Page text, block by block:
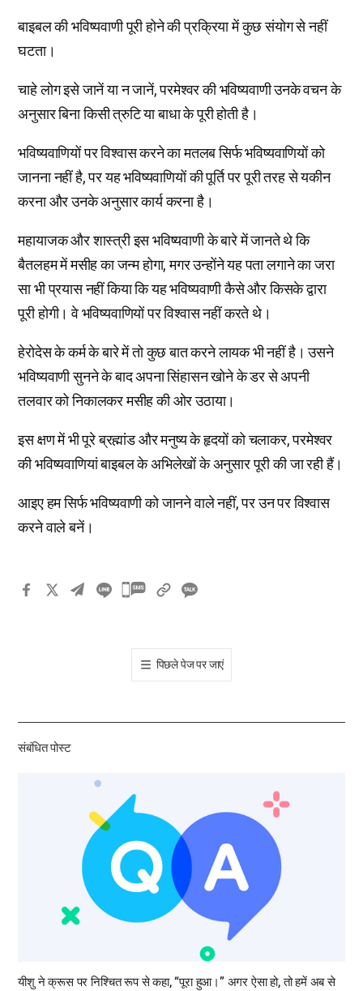
बाइबल की भविष्यवाणी पूरी होने की प्रक्रिया में कुछ संयोग से नहीं
घटता।
चाहे लोग इसे जानें या न जानें, परमेश्वर की भविष्यवाणी उनके वचन के
अनुसार बिना किसी त्रुटि या बाधा के पूरी होती है।
भविष्यवाणियों पर विश्वास करने का मतलब सिर्फ भविष्यवाणियों को
जानना नहीं है, पर यह भविष्यवाणियों की पूर्ति पर पूरी तरह से यकीन
करना और उनके अनुसार कार्य करना है।
महायाजक और शास्त्री इस भविष्यवाणी के बारे में जानते थे कि
बैतलहम में मसीह का जन्म होगा, मगर उन्होंने यह पता लगाने का जरा
सा भी प्रयास नहीं किया कि यह भविष्यवाणी कैसे और किसके द्वारा
पूरी होगी। वे भविष्यवाणियों पर विश्वास नहीं करते थे।
हेरोदेस के कर्म के बारे में तो कुछ बात करने लायक भी नहीं है। उसने
भविष्यवाणी सुनने के बाद अपना सिंहासन खोने के डर से अपनी
तलवार को निकालकर मसीह की ओर उठाया।
इस क्षण में भी पूरे ब्रह्मांड और मनुष्य के हृदयों को चलाकर, परमेश्वर
की भविष्यवाणियां बाइबल के अभिलेखों के अनुसार पूरी की जा रही हैं।
आइए हम सिर्फ भविष्यवाणी को जानने वाले नहीं, पर उन पर विश्वास
करने वाले बनें।
카
톡
공
기
पिछले पेज पर जाएं
संबंधित पोस्ट
यीशु ने क्रूस पर निश्चित रूप से कहा, “पूरा हुआ।” अगर ऐसा हो, तो हमें अब से